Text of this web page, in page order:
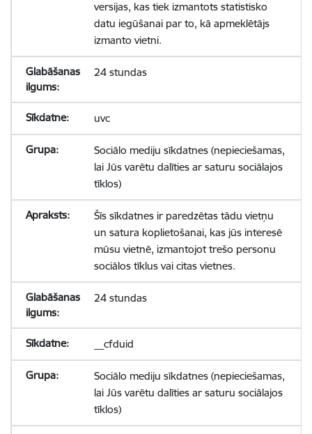
versijas, kas tiek izmantots statistisko
datu iegūšanai par to, kā apmeklētājs
izmanto vietni.
24 stundas
uvc
Sociālo mediju sīkdatnes (nepieciešamas,
lai Jūs varētu dalīties ar saturu sociālajos
tīklos)
Šīs sīkdatnes ir paredzētas tādu vietņu
un satura koplietošanai, kas jūs interesē
mūsu vietnē, izmantojot trešo personu
sociālos tīklus vai citas vietnes.
24 stundas
__cfduid
Sociālo mediju sīkdatnes (nepieciešamas,
lai Jūs varētu dalīties ar saturu sociālajos
tīklos)